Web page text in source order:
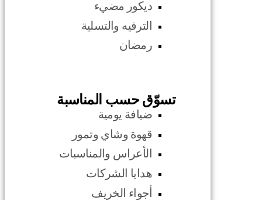
ديكور مضيء
الترفيه والتسلية
رمضان
تسوّق حسب المناسبة
ضيافة يومية
قهوة وشاي وتمور
الأعراس والمناسبات
هدايا الشركات
أجواء الخريف